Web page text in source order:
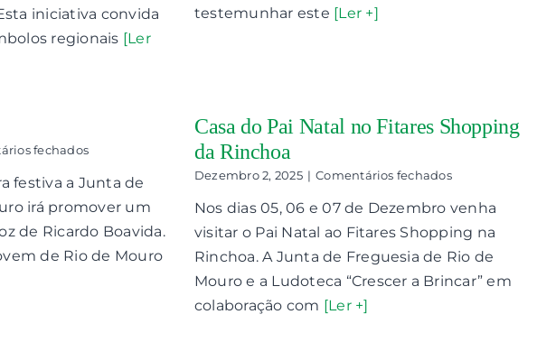
Prémio
Estrelas
iniciativa convida
regionais [Ler
testemunhar este [Ler +]
fechadosem
de
festiva a Junta de
irá promover um
de Ricardo Boavida.
de Rio de Mouro
Casa do Pai Natal no Fitares Shopping
da Rinchoa
Dezembro 2, 2025 | Comentários fechadosem
do
Pai
Natal
no
Fitares
Nos dias 05, 06 e 07 de Dezembro venha
visitar o Pai Natal ao Fitares Shopping na
Rinchoa. A Junta de Freguesia de Rio de
Mouro e a Ludoteca “Crescer a Brincar” em
colaboração com [Ler +]